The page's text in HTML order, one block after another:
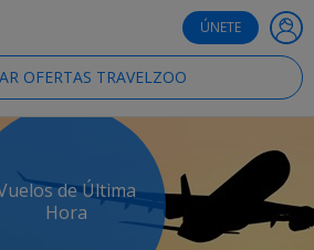
ÚNETE
OFERTAS TRAVELZOO
de Última
Hora